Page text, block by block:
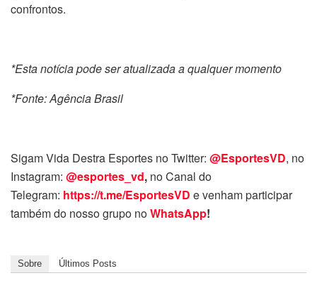
confrontos.
*Esta notícia pode ser atualizada a qualquer momento
*Fonte: Agência Brasil
Sigam Vida Destra Esportes no Twitter: @EsportesVD, no
Instagram: @esportes_vd, no Canal do
Telegram: https://t.me/EsportesVD e venham participar
também do nosso grupo noWhatsApp!
Sobre Últimos Posts